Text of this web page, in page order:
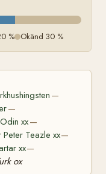
% Okänd 30 %
—
—
Odin xx—
Peter Teazle xx—
xx—
ox